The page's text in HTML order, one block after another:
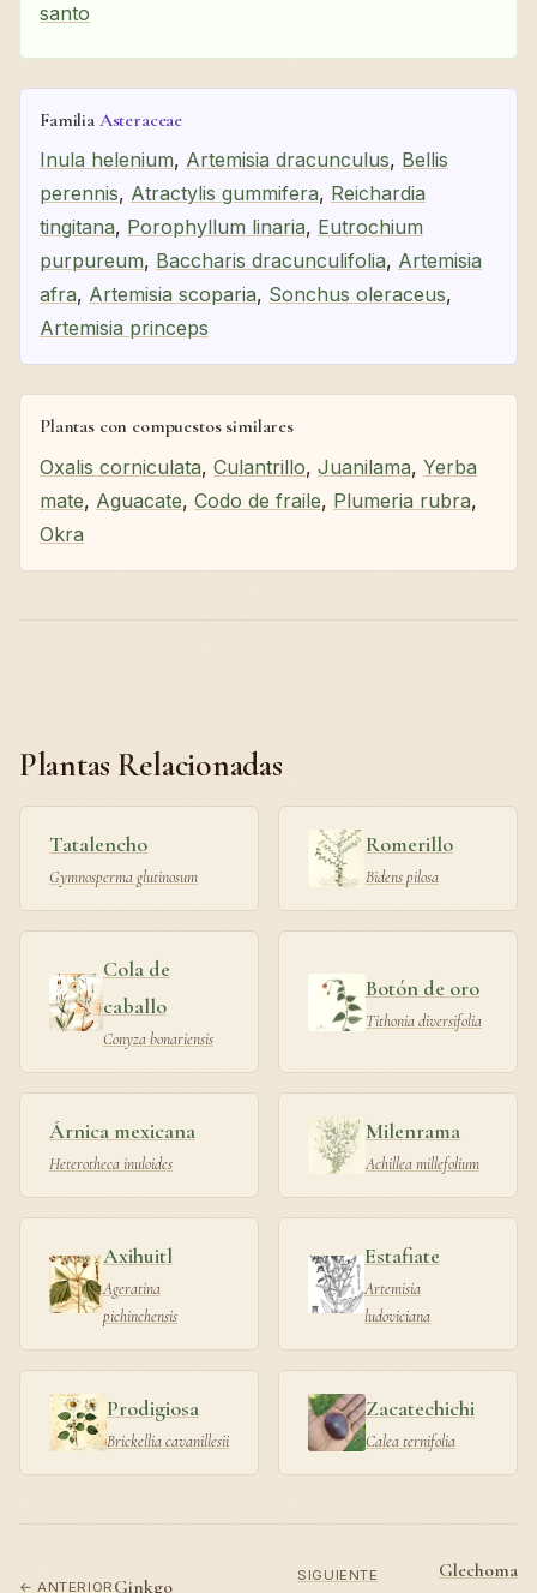
santo
Familia Asteraceae
Inula helenium, Artemisia dracunculus, Bellis
perennis, Atractylis gummifera, Reichardia
tingitana, Porophyllum linaria, Eutrochium
purpureum, Baccharis dracunculifolia, Artemisia
afra, Artemisia scoparia, Sonchus oleraceus,
Artemisia princeps
Plantas con compuestos similares
Oxalis corniculata, Culantrillo, Juanilama, Yerba
mate, Aguacate, Codo de fraile, Plumeria rubra,
Okra
Plantas Relacionadas
Tatalencho
Gymnosperma glutinosum
Romerillo
Bidens pilosa
Cola de
caballo
Conyza bonariensis
Botón de oro
Tithonia diversifolia
Árnica mexicana
Heterotheca inuloides
Milenrama
Achillea millefolium
Axihuitl
Ageratina
pichinchensis
Estafiate
Artemisia
ludoviciana
Prodigiosa
Brickellia cavanillesii
Zacatechichi
Calea ternifolia
← ANTERIORGinkgo
SIGUIENTE
Glechoma